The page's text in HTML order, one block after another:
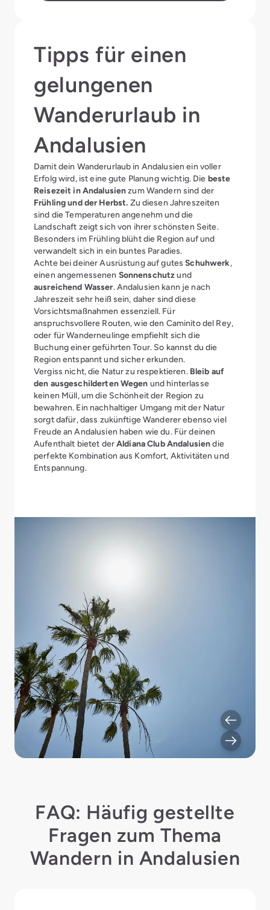
Tipps für einen
gelungenen
Wanderurlaub in
Andalusien
Damit dein Wanderurlaub in Andalusien ein voller
Erfolg wird, ist eine gute Planung wichtig. Die beste
Reisezeit in Andalusienzum Wandern sind der
Frühling und der Herbst. Zu diesen Jahreszeiten
sind die Temperaturen angenehm und die
Landschaft zeigt sich von ihrer schönsten Seite.
Besonders im Frühling blüht die Region auf und
verwandelt sich in ein buntes Paradies.
Achte bei deiner Ausrüstung auf gutesSchuhwerk,
einen angemessenen Sonnenschutzund
ausreichend Wasser. Andalusien kann je nach
Jahreszeit sehr heiß sein, daher sind diese
Vorsichtsmaßnahmen essenziell. Für
anspruchsvollere Routen, wie den Caminito del Rey,
oder für Wanderneulinge empfiehlt sich die
Buchung einer geführten Tour. So kannst du die
Region entspannt und sicher erkunden.
Vergiss nicht, die Natur zu respektieren. Bleib auf
den ausgeschilderten Wegen und hinterlasse
keinen Müll, um die Schönheit der Region zu
bewahren. Ein nachhaltiger Umgang mit der Natur
sorgt dafür, dass zukünftige Wanderer ebenso viel
Freude an Andalusien haben wie du. Für deinen
Aufenthalt bietet derAldiana Club Andalusiendie
perfekte Kombination aus Komfort, Aktivitäten und
Entspannung.
FAQ: Häufig gestellte
Fragen zum Thema
Wandern in Andalusien